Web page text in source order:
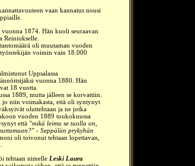
vaan kannatus nousi
1874. Hän kuoli seuraavan
Reiniukselle.
oli muutaman vuoden
voimin vain 18.000
Uppsalassa
vuonna 1880. Hän
18 vuotta.
1889, mutta jälleen se korvattiin.
jo niin voimakasta, että oli syntynyt
oluttehtaan ja ne jotka
vuoden 1889 toukokuussa
että "mikä leimu se tuolla on,
- Seppälän prykyhän
oli toivonut tehtaan lopettavan,
tehtaan nimelle Leski Laura